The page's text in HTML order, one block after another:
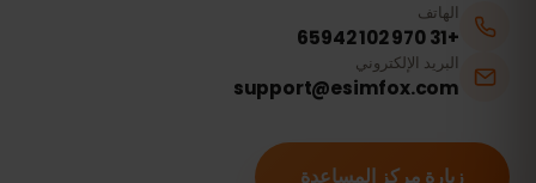
الهاتف
+31 970 102 65942
البريد الإلكتروني
support@esimfox.com
زيارة مركز المساعدة